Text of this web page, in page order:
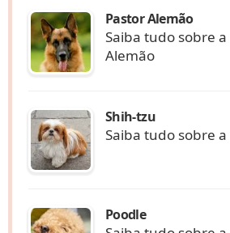
Pastor Alemão
Saiba tudo sobre
Alemão
Shih-tzu
Saiba tudo sobre
Poodle